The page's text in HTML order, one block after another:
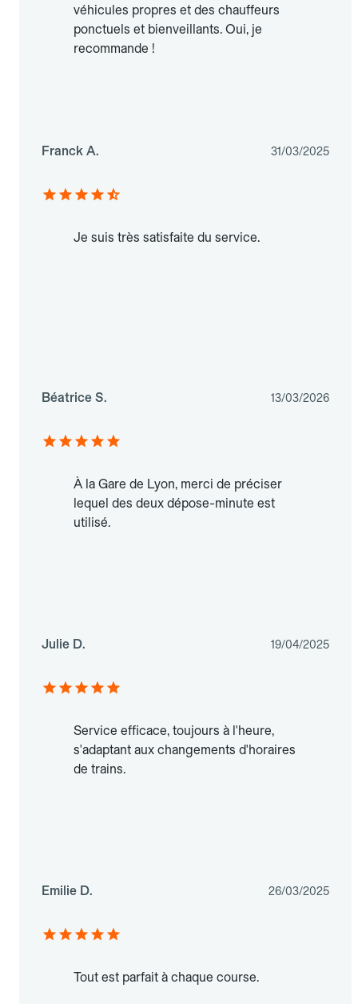
véhicules propres et des chauffeurs
ponctuels et bienveillants. Oui, je
recommande !
Franck A. 31/03/2025
Je suis très satisfaite du service.
Béatrice S. 13/03/2026
À la Gare de Lyon, merci de préciser
lequel des deux dépose-minute est
utilisé.
Julie D. 19/04/2025
Service efficace, toujours à l'heure,
s'adaptant aux changements d'horaires
de trains.
Emilie D. 26/03/2025
Tout est parfait à chaque course.